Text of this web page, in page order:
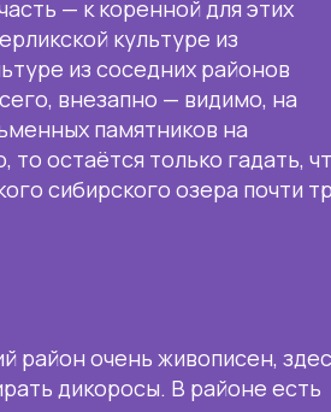
— к коренной для этих
культуре из
из соседних районов
внезапно — видимо, на
памятников на
остаётся только гадать,
сибирского озера почти
район очень живописен,
дикоросы. В районе есть